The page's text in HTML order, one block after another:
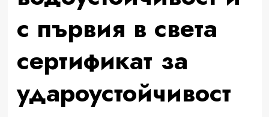
с първия в света
сертификат за
удароустойчивост